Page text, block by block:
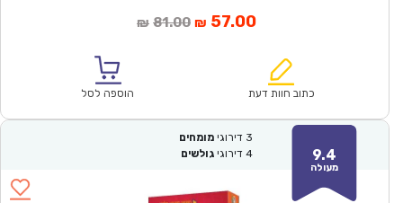
₪ 81.00המחיר
₪81.00.
₪ 57.00המחיר
הוא:
כתוב חוות דעת הוספה לסל
9.4
מעולה
3 דירוגי מומחים
4 דירוגי גולשים